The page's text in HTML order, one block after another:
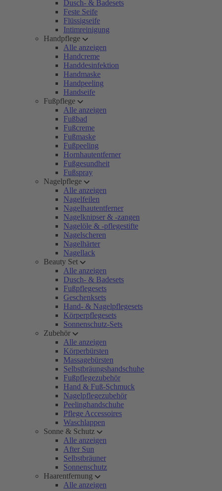
Dusch- & Badesets
Feste Seife
Flüssigseife
Intimreinigung
Handpflege
Alle anzeigen
Handcreme
Handdesinfektion
Handmaske
Handpeeling
Handseife
Fußpflege
Alle anzeigen
Fußbad
Fußcreme
Fußmaske
Fußpeeling
Hornhautentferner
Fußgesundheit
Fußspray
Nagelpflege
Alle anzeigen
Nagelfeilen
Nagelhautentferner
Nagelknipser & -zangen
Nagelöle & -pflegestifte
Nagelscheren
Nagelhärter
Nagellack
Beauty Set
Alle anzeigen
Dusch- & Badesets
Fußpflegesets
Geschenksets
Hand- & Nagelpflegesets
Körperpflegesets
Sonnenschutz-Sets
Zubehör
Alle anzeigen
Körperbürsten
Massagebürsten
Selbstbräungshandschuhe
Fußpflegezubehör
Hand & Fuß-Schmuck
Nagelpflegezubehör
Peelinghandschuhe
Pflege Accessoires
Waschlappen
Sonne & Schutz
Alle anzeigen
After Sun
Selbstbräuner
Sonnenschutz
Haarentfernung
Alle anzeigen